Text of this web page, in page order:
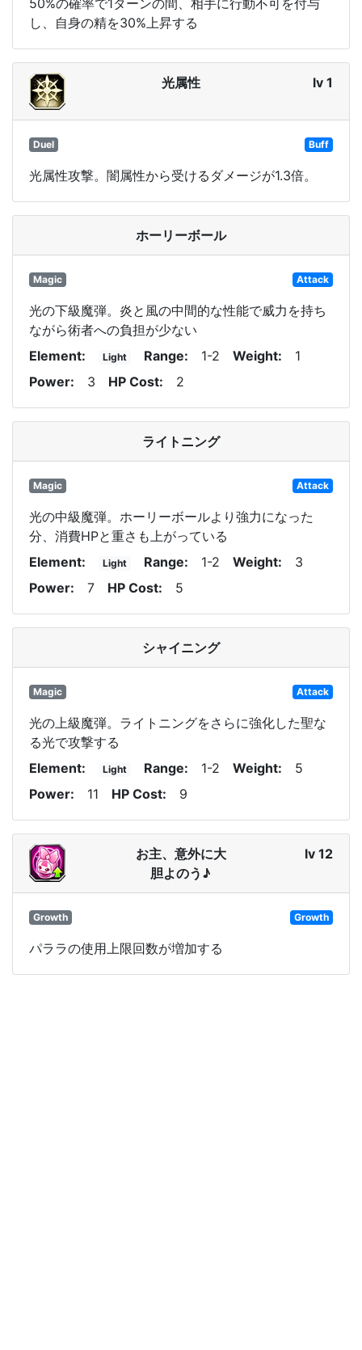
し、自身の精を30%上昇する
光属性 lv 1
Duel Buff
光属性攻撃。闇属性から受けるダメージが1.3倍。
ホーリーボール
Magic Attack
光の下級魔弾。炎と風の中間的な性能で威力を持ち
ながら術者への負担が少ない
Element
Light Range 1-2 Weight
1
Power
3 HP Cost 2
ライトニング
Magic Attack
光の中級魔弾。ホーリーボールより強力になった
分、消費HPと重さも上がっている
Element
Light Range 1-2 Weight
3
Power
7 HP Cost 5
シャイニング
Magic Attack
光の上級魔弾。ライトニングをさらに強化した聖な
る光で攻撃する
Element
Light Range 1-2 Weight
5
Power
11 HP Cost 9
お主、意外に大
胆よのう♪
lv 12
Growth Growth
パララの使用上限回数が増加する